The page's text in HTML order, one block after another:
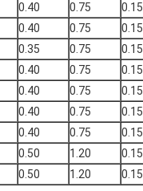
0.40 0.75 0.15
0.40 0.75 0.15
0.35 0.75 0.15
0.40 0.75 0.15
0.40 0.75 0.15
0.40 0.75 0.15
0.40 0.75 0.15
0.50 1.20 0.15
0.50 1.20 0.15